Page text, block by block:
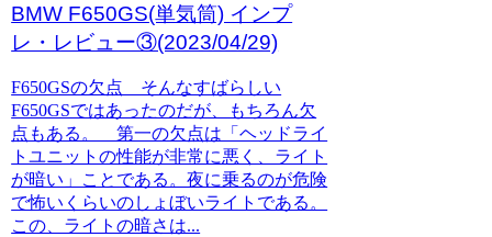
BMW F650GS(単気筒) インプ
レ・レビュー③(2023/04/29)
F650GSの欠点 そんなすばらしい
F650GSではあったのだが、もちろん欠
点もある。 第一の欠点は「ヘッドライ
トユニットの性能が非常に悪く、ライト
が暗い」ことである。夜に乗るのが危険
で怖いくらいのしょぼいライトである。
この、ライトの暗さは...